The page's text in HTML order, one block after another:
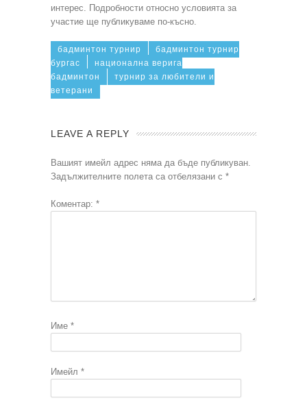
интерес. Подробности относно условията за
участие ще публикуваме по-късно.
бадминтон турнир
бадминтон турнир
бургас
национална верига
бадминтон
турнир за любители и
ветерани
LEAVE A REPLY
Вашият имейл адрес няма да бъде публикуван.
Задължителните полета са отбелязани с *
Коментар: *
Име *
Имейл *